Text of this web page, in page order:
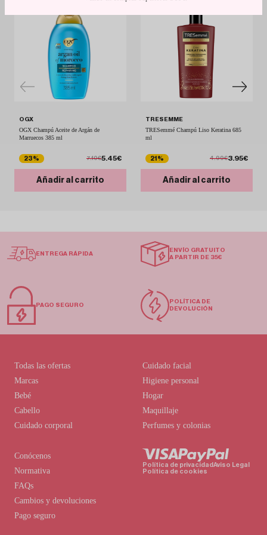
OGX
OGX Champú Aceite de Argán de
Marruecos 385 ml
23% 7.10€5.45€
Añadir al carrito
TRESEMME
TRESemmé Champú Liso Keratina 685
ml
21% 4.99€3.95€
Añadir al carrito
ENTREGA RÁPIDA
ENVÍO GRATUITO
A PARTIR DE 35€
PAGO SEGURO
POLÍTICA DE
DEVOLUCIÓN
Conócenos
Normativa
FAQs
Cambios y devoluciones
Pago seguro
Todas las ofertas
Marcas
Bebé
Cabello
Cuidado corporal
Cuidado facial
Higiene personal
Hogar
Maquillaje
Perfumes y colonias
Política de privacidadAviso Legal
Política de cookies